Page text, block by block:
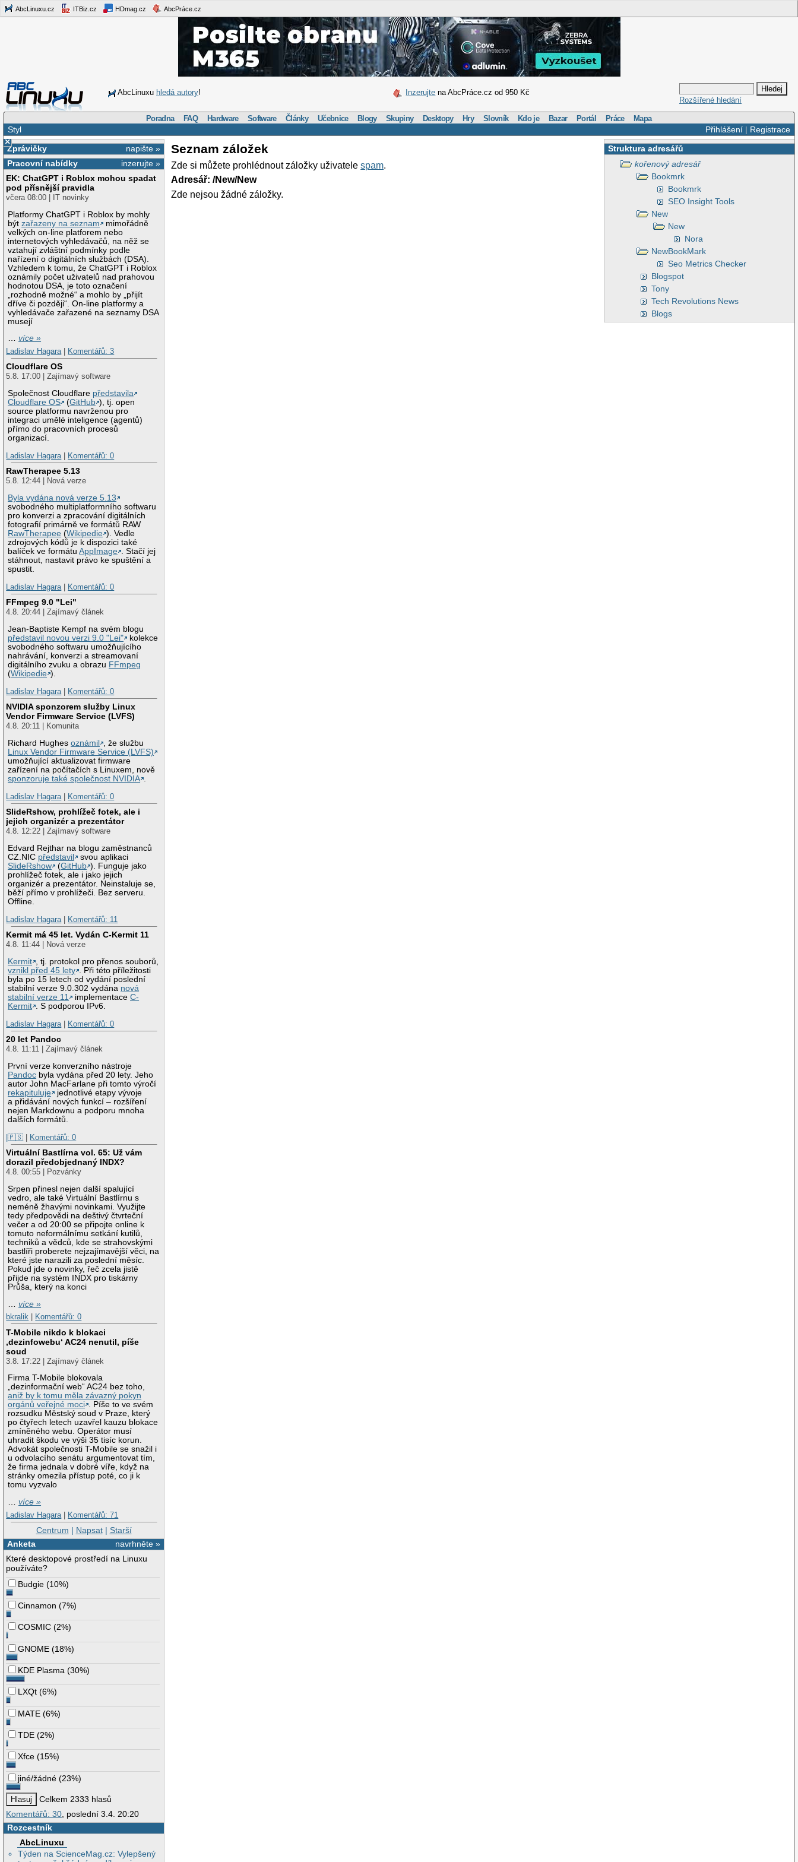
AbcLinuxu.cz ITBiz.cz HDmag.cz AbcPráce.cz
AbcLinuxu hledá autory! Inzerujte na AbcPráce.cz od 950 Kč
Rozšířené hledání
Poradna FAQ Hardware Software Články Učebnice Blogy Skupiny Desktopy Hry Slovník Kdo je Bazar Portál Práce Mapa
Přihlášení| Registrace
Styl
×
napište »
Zprávičky
inzerujte »
Pracovní nabídky
EK: ChatGPT i Roblox mohou spadat
pod přísnější pravidla
včera 08:00 | IT novinky
Platformy ChatGPT i Roblox by mohly
býtzařazeny na seznam
mimořádně
velkých on-line platforem nebo
internetových vyhledávačů, na něž se
vztahují zvláštní podmínky podle
nařízení o digitálních službách (DSA).
Vzhledem k tomu, že ChatGPT i Roblox
oznámily počet uživatelů nad prahovou
hodnotou DSA, je toto označení
„rozhodně možné“ a mohlo by „přijít
dříve či později“. On-line platformy a
vyhledávače zařazené na seznamy DSA
musejí
…více »
Ladislav Hagara
Komentářů: 3
Cloudflare OS
5.8. 17:00 | Zajímavý software
Společnost Cloudflare představila
Cloudflare OS
(GitHub ), tj. open
source platformu navrženou pro
integraci umělé inteligence (agentů)
přímo do pracovních procesů
organizací.
Ladislav Hagara
Komentářů: 0
RawTherapee 5.13
5.8. 12:44 | Nová verze
Byla vydána nová verze 5.13
svobodného multiplatformního softwaru
pro konverzi a zpracování digitálních
fotografií primárně ve formátů RAW
RawTherapee (Wikipedie ). Vedle
zdrojových kódů je k dispozici také
balíček ve formátuAppImage . Stačí jej
stáhnout, nastavit právo ke spuštění a
spustit.
Ladislav Hagara
Komentářů: 0
FFmpeg 9.0 "Lei"
4.8. 20:44 | Zajímavý článek
Jean-Baptiste Kempf na svém blogu
představil novou verzi 9.0 "Lei"
kolekce
svobodného softwaru umožňujícího
nahrávání, konverzi a streamovaní
digitálního zvuku a obrazu FFmpeg
(Wikipedie ).
Ladislav Hagara
Komentářů: 0
NVIDIA sponzorem služby Linux
Vendor Firmware Service (LVFS)
4.8. 20:11 | Komunita
Richard Hughesoznámil
, že službu
Linux Vendor Firmware Service (LVFS)
umožňující aktualizovat firmware
zařízení na počítačích s Linuxem, nově
sponzoruje také společnost NVIDIA .
Ladislav Hagara | Komentářů: 0
SlideRshow, prohlížeč fotek, ale i
jejich organizér a prezentátor
4.8. 12:22 | Zajímavý software
Edvard Rejthar na blogu zaměstnanců
CZ.NIC představil
svou aplikaci
SlideRshow
(GitHub ). Funguje jako
prohlížeč fotek, ale i jako jejich
organizér a prezentátor. Neinstaluje se,
běží přímo v prohlížeči. Bez serveru.
Offline.
Ladislav Hagara | Komentářů: 11
Kermit má 45 let. Vydán C-Kermit 11
4.8. 11:44 | Nová verze
Kermit , tj. protokol pro přenos souborů,
vznikl před 45 lety . Při této příležitosti
byla po 15 letech od vydání poslední
stabilní verze 9.0.302 vydána nová
stabilní verze 11
implementaceC-
Kermit . S podporou IPv6.
Ladislav Hagara | Komentářů: 0
20 let Pandoc
4.8. 11:11 | Zajímavý článek
První verze konverzního nástroje
Pandoc byla vydána před 20 lety. Jeho
autor John MacFarlane při tomto výročí
rekapituluje
jednotlivé etapy vývoje
a přidávání nových funkcí – rozšíření
nejen Markdownu a podporu mnoha
dalších formátů.
|🇵🇸 | Komentářů: 0
Virtuální Bastlírna vol. 65: Už vám
dorazil předobjednaný INDX?
4.8. 00:55 | Pozvánky
Srpen přinesl nejen další spalující
vedro, ale také Virtuální Bastlírnu s
neméně žhavými novinkami. Využijte
tedy předpovědi na deštivý čtvrteční
večer a od 20:00 se připojte online k
tomuto neformálnímu setkání kutilů,
techniků a vědců, kde se strahovskými
bastlíři proberete nejzajímavější věci, na
které jste narazili za poslední měsíc.
Pokud jde o novinky, řeč zcela jistě
přijde na systém INDX pro tiskárny
Průša, který na konci
…více »
bkralik
Komentářů: 0
T-Mobile nikdo k blokaci
‚dezinfowebu‘ AC24 nenutil, píše
soud
3.8. 17:22 | Zajímavý článek
Firma T-Mobile blokovala
„dezinformační web“ AC24 bez toho,
aniž by k tomu měla závazný pokyn
orgánů veřejné moci . Píše to ve svém
rozsudku Městský soud v Praze, který
po čtyřech letech uzavřel kauzu blokace
zmíněného webu. Operátor musí
uhradit škodu ve výši 35 tisíc korun.
Advokát společnosti T-Mobile se snažil i
u odvolacího senátu argumentovat tím,
že firma jednala v dobré víře, když na
stránky omezila přístup poté, co ji k
tomu vyzvalo
…více »
Ladislav Hagara | Komentářů: 71
Centrum | Napsat| Starší
navrhněte »
Anketa
Které desktopové prostředí na Linuxu
používáte?
Budgie (10%)
Cinnamon (7%)
COSMIC (2%)
GNOME (18%)
KDE Plasma (30%)
LXQt (6%)
MATE (6%)
TDE (2%)
Xfce (15%)
jiné/žádné (23%)
Celkem 2333 hlasů
Komentářů: 30, poslední 3.4. 20:20
Rozcestník
AbcLinuxu
Týden na ScienceMag.cz: Vylepšený
Struktura adresářů
kořenový adresář
Bookmrk
Bookmrk
SEO Insight Tools
New
New
Nora
NewBookMark
Seo Metrics Checker
Blogspot
Tony
Tech Revolutions News
Blogs
Seznam záložek
Zde si můžete prohlédnout záložky uživatelespam.
Adresář: /New/New
Zde nejsou žádné záložky.